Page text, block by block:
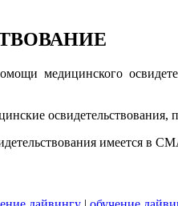
медицинского
имеется в